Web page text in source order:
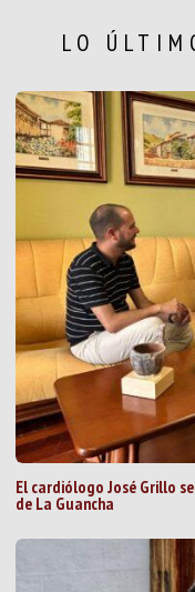
LO
El cardiólogo José Grillo
de La Guancha